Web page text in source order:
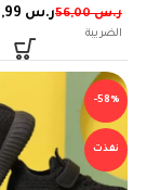
ر.س56,00 ر.س
-58%
نفذت